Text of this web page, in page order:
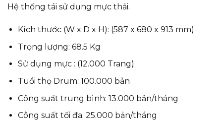
Hệ thống tái sử dụng mực thải.
Kích thước (W x D x H): (587 x 680 x 913 mm)
Trọng lượng: 68.5 Kg
Sử dụng mực : (12.000 Trang)
Tuổi thọ Drum: 100.000 bản
Công suất trung bình: 13.000 bản/tháng
Công suất tối đa: 25.000 bản/tháng